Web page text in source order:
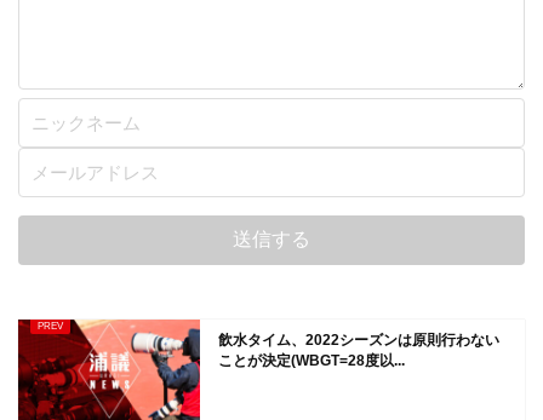
飲水タイム、2022シーズンは原則行わない
ことが決定(WBGT=28度以...